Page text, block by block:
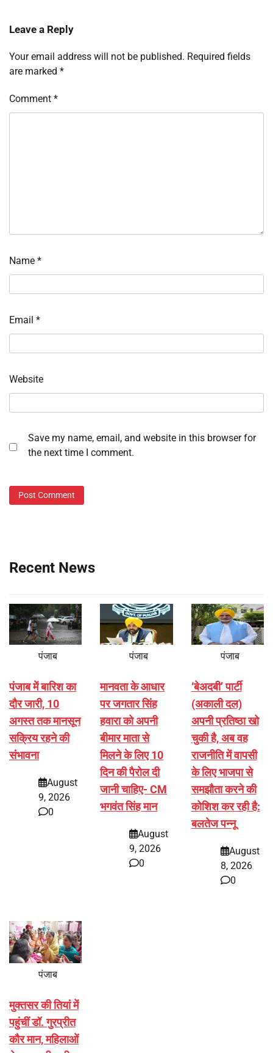
Leave a Reply
Your email address will not be published. Required fields
are marked *
Comment *
Name *
Email *
Website
Save my name, email, and website in this browser for
the next time I comment.
Recent News
पंजाब
पंजाब में बारिश का
दौर जारी, 10
अगस्त तक मानसून
सक्रिय रहने की
संभावना
August
9, 2026
0
पंजाब
मानवता के आधार
पर जगतार सिंह
हवारा को अपनी
बीमार माता से
मिलने के लिए 10
दिन की पैरोल दी
जानी चाहिए- CM
भगवंत सिंह मान
August
9, 2026
0
पंजाब
‘बेअदबी’ पार्टी
(अकाली दल)
अपनी प्रतिष्ठा खो
चुकी है, अब वह
राजनीति में वापसी
के लिए भाजपा से
समझौता करने की
कोशिश कर रही है:
बलतेज पन्नू
August
8, 2026
0
पंजाब
मुक्तसर की तियां में
पहुंचीं डॉ. गुरप्रीत
कौर मान, महिलाओं